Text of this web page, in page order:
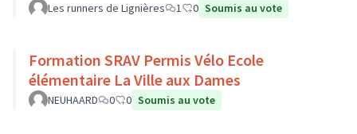
Les runners de Lignières 1 0 Soumis au vote
Formation SRAV Permis Vélo Ecole
élémentaire La Ville aux Dames
NEUHAARD 0 0 Soumis au vote